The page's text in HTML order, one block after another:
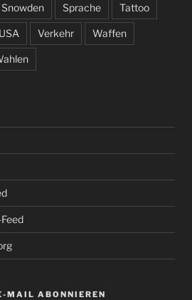
Snowden Sprache Tattoo
USA Verkehr Waffen
MAIL ABONNIEREN